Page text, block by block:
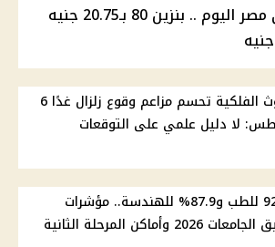
أسعار الوقود في مصر اليوم .. بنزين 80 بـ20.75 جنيه
البحوث الفلكية تحسم مزاعم وقوع زلزال غدًا 6
لا دليل علمي على التوقعات
92.8% للطب و87.9% للهندسة.. مؤشرات
2026 وأماكن المرحلة الثانية